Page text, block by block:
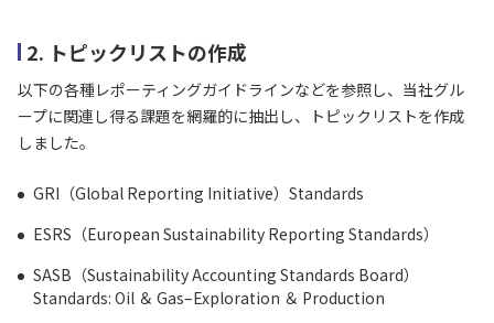
2. トピックリストの作成
以下の各種レポーティングガイドラインなどを参照し、当社グル
ープに関連し得る課題を網羅的に抽出し、トピックリストを作成
しました。
GRI（Global Reporting Initiative）Standards
ESRS（European Sustainability Reporting Standards）
SASB（Sustainability Accounting Standards Board）
Standards: Oil ＆ Gas–Exploration ＆ Production